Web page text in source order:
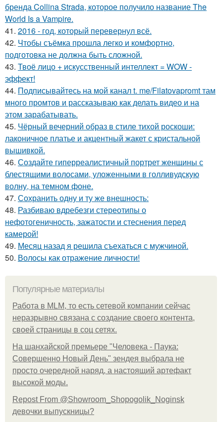
бренда Collina Strada, которое получило название The
World Is a Vampire.
41. 2016 - год, который перевернул всё.
42. Чтобы съёмка прошла легко и комфортно,
подготовка не должна быть сложной.
43. Твоё лицо + искусственный интеллект = WOW -
эффект!
44. Подписывайтесь на мой канал t. me/Filatovapromt там
много промтов и рассказываю как делать видео и на
этом зарабатывать.
45. Чёрный вечерний образ в стиле тихой роскоши:
лаконичное платье и акцентный жакет с кристальной
вышивкой.
46. Создайте гиперреалистичный портрет женщины с
блестящими волосами, уложенными в голливудскую
волну, на темном фоне.
47. Сохранить одну и ту же внешность:
48. Разбиваю вдребезги стереотипы о
нефотогеничность, зажатости и стеснения перед
камерой!
49. Месяц назад я решила съехаться с мужчиной.
50. Волосы как отражение личности!
Популярные материалы
Работа в MLM, то есть сетевой компании сейчас
неразрывно связана с создание своего контента,
своей страницы в соц сетях.
На шанхайской премьере "Человека - Паука:
Совершенно Новый День" зендея выбрала не
просто очередной наряд, а настоящий артефакт
высокой моды.
Repost From @Showroom_Shopogolik_Noginsk
девочки выпускницы?